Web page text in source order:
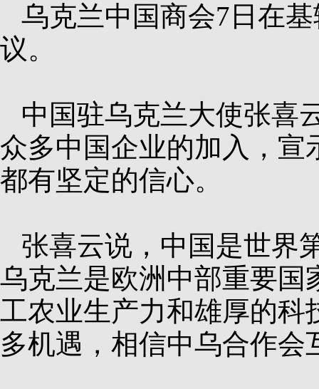
乌克兰中国商会7日在
议。
中国驻乌克兰大使张喜
众多中国企业的加入，宣
都有坚定的信心。
张喜云说，中国是世界
乌克兰是欧洲中部重要国
工农业生产力和雄厚的科
多机遇，相信中乌合作会